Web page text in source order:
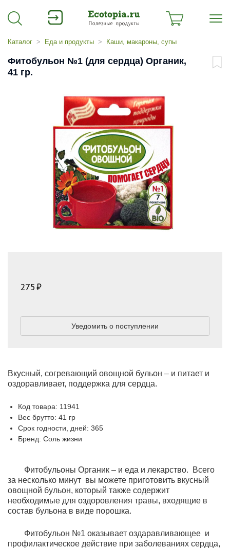
Каталог Еда и продукты Каши, макароны, супы
Фитобульон №1 (для сердца) Органик,
41 гр.
Вкусный, согревающий овощной бульон – и питает и
оздоравливает, поддержка для сердца.
Код товара: 11941
Вес брутто: 41 гр
Срок годности, дней: 365
Бренд: Соль жизни
275
Уведомить о поступлении
Фитобульоны Органик – и еда и лекарство. Всего
за несколько минут вы можете приготовить вкусный
овощной бульон, который также содержит
необходимые для оздоровления травы, входящие в
состав бульона в виде порошка.
Фитобульон №1 оказывает оздаравливающее и
профилактическое действие при заболеваниях сердца,